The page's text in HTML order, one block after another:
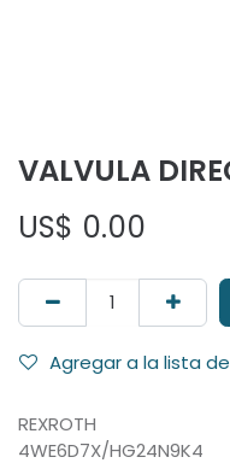
VALVULA
US$ 0.00
Agregar a la lista
REXROTH
4WE6D7X/HG24N9K4